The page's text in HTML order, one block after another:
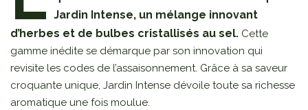
Jardin Intense, un mélange innovant
d’herbes et de bulbes cristallisés au sel. Cette
gamme inédite se démarque par son innovation qui
revisite les codes de l’assaisonnement. Grâce à sa saveur
croquante unique, Jardin Intense dévoile toute sa richesse
aromatique une fois moulue.